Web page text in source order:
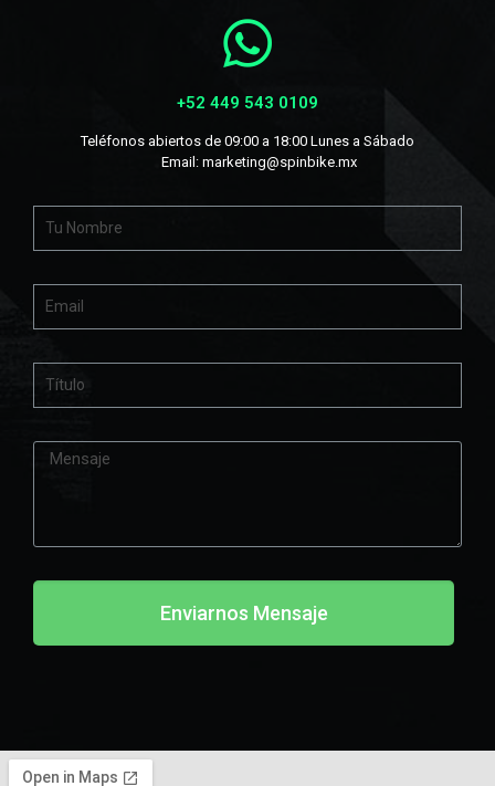
+52 449 543 0109
Teléfonos abiertos de 09:00 a 18:00 Lunes a Sábado
Email: marketing@spinbike.mx
Enviarnos Mensaje